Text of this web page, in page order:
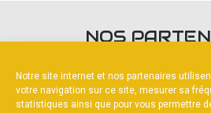
Notre site internet et nos partenaires
votre navigation sur ce site, mesurer sa
statistiques ainsi que pour vous permettre
NOS